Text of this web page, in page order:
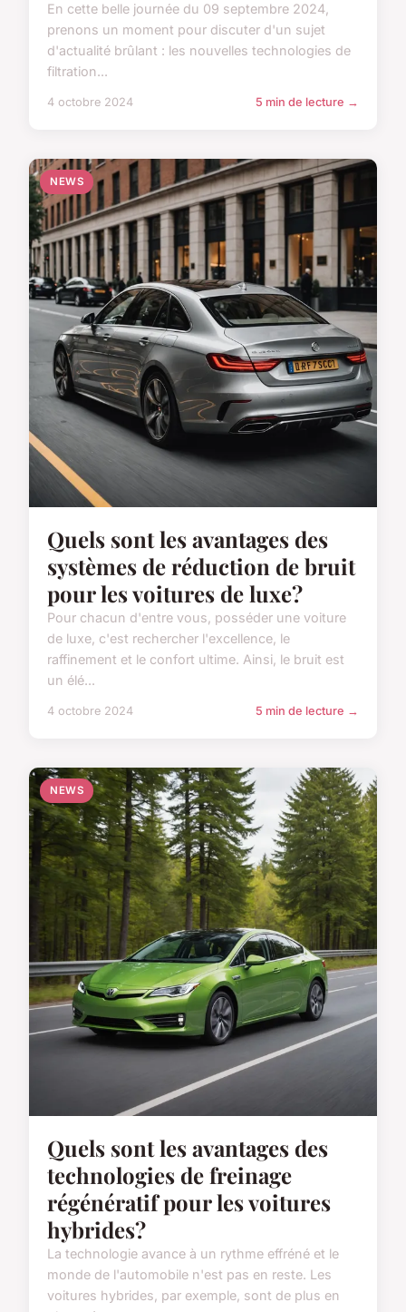
En cette belle journée du 09 septembre 2024,
prenons un moment pour discuter d'un sujet
d'actualité brûlant : les nouvelles technologies de
filtration...
4 octobre 2024 5 min de lecture →
NEWS
Quels sont les avantages des
systèmes de réduction de bruit
pour les voitures de luxe?
Pour chacun d'entre vous, posséder une voiture
de luxe, c'est rechercher l'excellence, le
raffinement et le confort ultime. Ainsi, le bruit est
un élé...
4 octobre 2024 5 min de lecture →
NEWS
Quels sont les avantages des
technologies de freinage
régénératif pour les voitures
hybrides?
La technologie avance à un rythme effréné et le
monde de l'automobile n'est pas en reste. Les
voitures hybrides, par exemple, sont de plus en